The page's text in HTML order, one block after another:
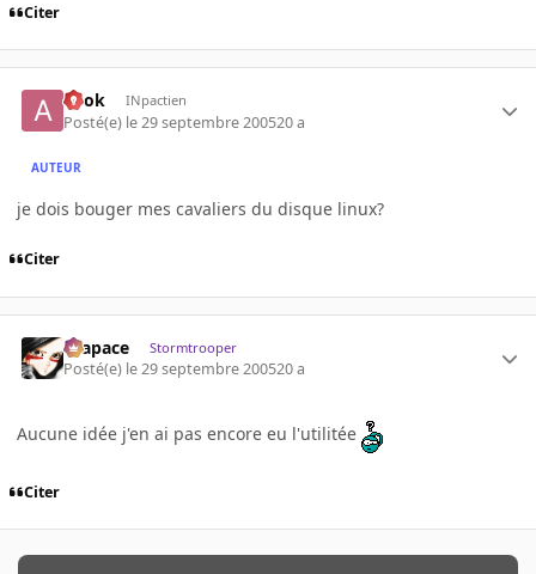
Citer
apok INpactien
Posté(e) le 29 septembre 200520 a
AUTEUR
je dois bouger mes cavaliers du disque linux?
Citer
Krapace Stormtrooper
Posté(e) le 29 septembre 200520 a
Aucune idée j'en ai pas encore eu l'utilitée
Citer